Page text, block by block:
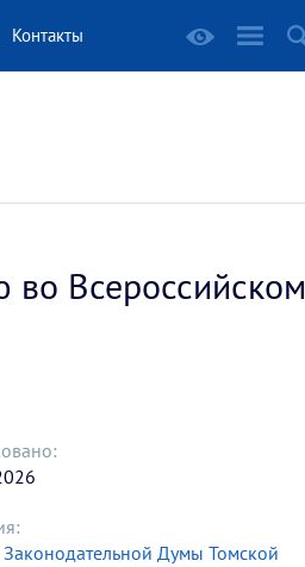
Контакты
во Всероссийском
Думы Томской